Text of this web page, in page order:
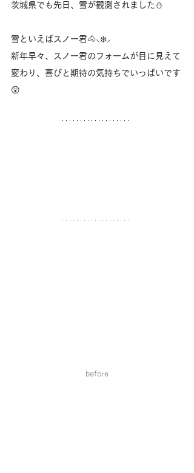
茨城県でも先日、雪が観測されました⛄️
雪といえばスノー君🐴⸜❄️⸝
新年早々、スノー君のフォームが目に見えて
変わり、喜びと期待の気持ちでいっぱいです
😲
before